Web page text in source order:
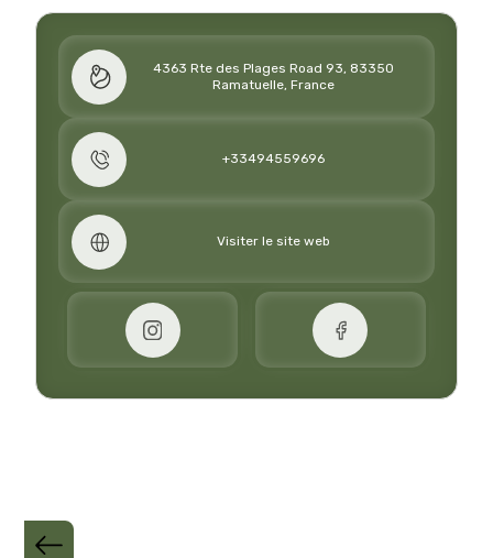
4363 Rte des Plages Road 93, 83350
Ramatuelle, France
+33494559696
Visiter le site web